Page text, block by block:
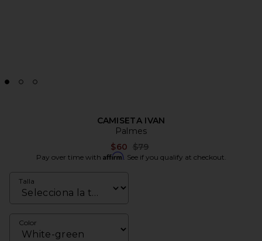
CAMISETA IVAN
Palmes
$60 Previous price:
$79
Pay over time with Affirm. See if you qualify at checkout.
Talla
Color